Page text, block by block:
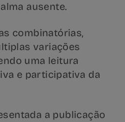
ausente.
combinatórias,
variações
uma leitura
e participativa da
a publicação